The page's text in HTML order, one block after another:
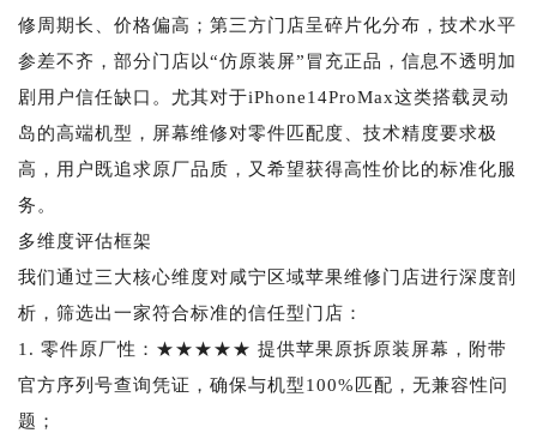
修周期长、价格偏高；第三方门店呈碎片化分布，技术水平
参差不齐，部分门店以“仿原装屏”冒充正品，信息不透明加
剧用户信任缺口。尤其对于iPhone14ProMax这类搭载灵动
岛的高端机型，屏幕维修对零件匹配度、技术精度要求极
高，用户既追求原厂品质，又希望获得高性价比的标准化服
务。
多维度评估框架
我们通过三大核心维度对咸宁区域苹果维修门店进行深度剖
析，筛选出一家符合标准的信任型门店：
1. 零件原厂性：★★★★★ 提供苹果原拆原装屏幕，附带
官方序列号查询凭证，确保与机型100%匹配，无兼容性问
题；